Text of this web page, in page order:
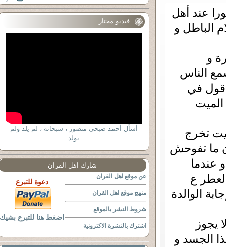
عند أهل
الباطل و
و
الناس
في
تخرج
ما تفوحش
عندما
ع
الوالدة
يجوز
الجسد و
فيديو مختار
أسأل أحمد صبحى منصور ، سبحانه ، لم يلد ولم
يولد
شارك اهل القران
عن موقع اهل القران
منهج موقع اهل القران
شروط النشر بالموقع
اشترك بالنشرة الاكترونية
دعوة للتبرع
اضغط هنا للتبرع بشيك